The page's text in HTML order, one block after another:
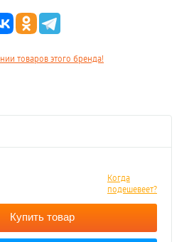
товаров этого бренда!
Когда
подешевеет?
Купить товар